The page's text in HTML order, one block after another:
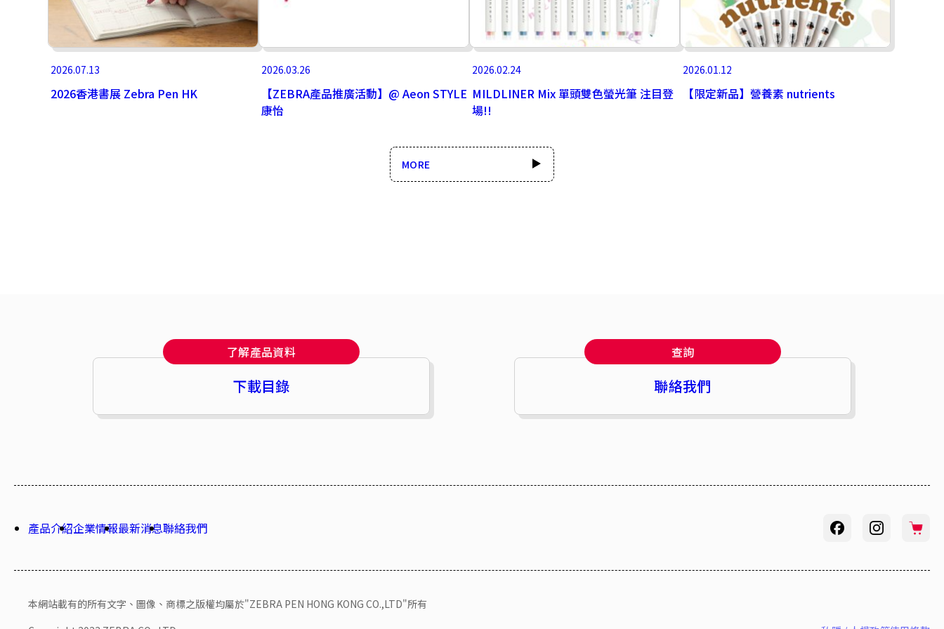
2026.07.13
2026香港書展 Zebra Pen HK
2026.03.26
【ZEBRA產品推廣活動】@ Aeon STYLE
康怡
2026.02.24
MILDLINER Mix 單頭雙色螢光筆 注目登
場!!
2026.01.12
【限定新品】營養素 nutrients
MORE
了解產品資料
下載目錄
查詢
聯絡我們
產品介紹企業情報最新消息聯絡我們
本網站載有的所有文字、圖像、商標之版權均屬於"ZEBRA PEN HONG KONG CO.,LTD"所有